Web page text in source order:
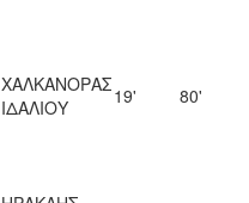
ΧΑΛΚΑΝΟΡΑΣ
ΙΔΑΛΙΟΥ
19' 80'